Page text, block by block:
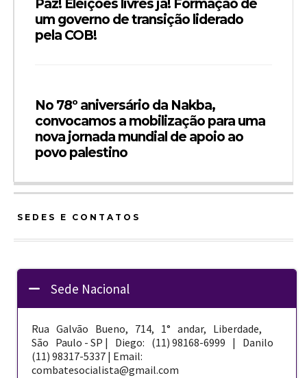
Paz! Eleições livres já! Formação de
um governo de transição liderado
pela COB!
No 78º aniversário da Nakba,
convocamos a mobilização para uma
nova jornada mundial de apoio ao
povo palestino
SEDES E CONTATOS
Sede Nacional
Rua Galvão Bueno, 714, 1° andar, Liberdade,
São Paulo - SP | Diego: (11) 98168-­6999 | Danilo
(11) 98317-5337 | Email:
combatesocialista@gmail.com